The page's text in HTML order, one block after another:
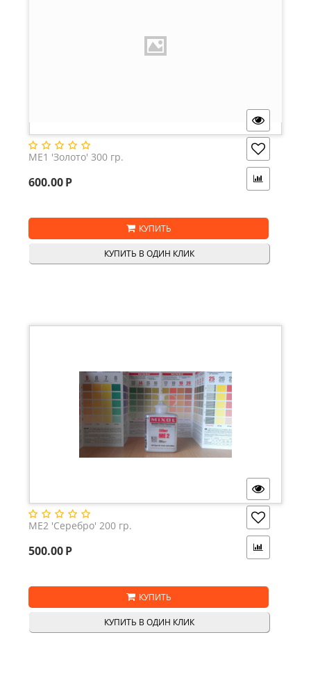
ME1 'Золото' 300 гр.
600.00Р
КУПИТЬ
КУПИТЬ В ОДИН КЛИК
ME2 'Серебро' 200 гр.
500.00Р
КУПИТЬ
КУПИТЬ В ОДИН КЛИК